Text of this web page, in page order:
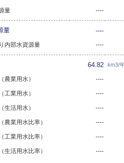
量 ----
量 ----
内部水資源量 ----
64.82 km3/
農業用水） ----
工業用水） ----
生活用水） ----
農業用水比率） ----
工業用水比率） ----
生活用水比率） ----